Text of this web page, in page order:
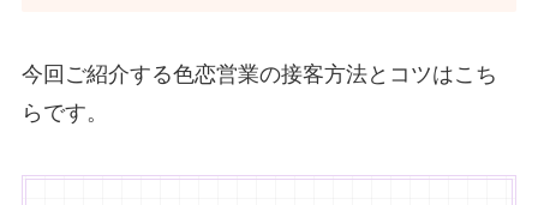
今回ご紹介する色恋営業の接客方法とコツはこち
らです。